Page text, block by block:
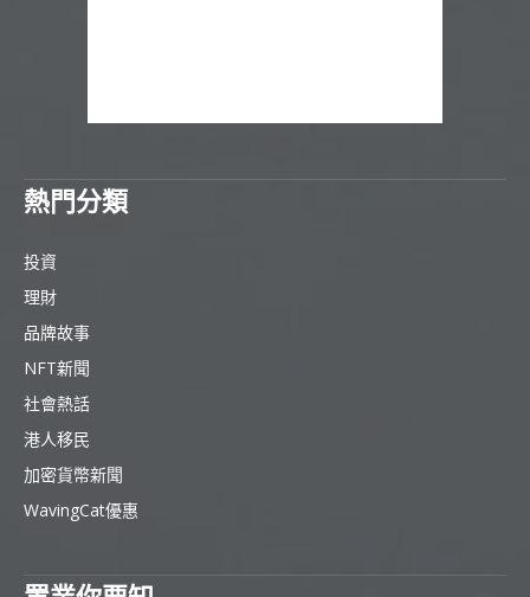
熱門分類
投資
理財
品牌故事
NFT新聞
社會熱話
港人移民
加密貨幣新聞
WavingCat優惠